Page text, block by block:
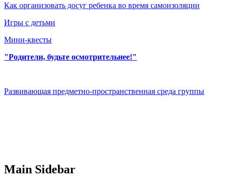
Как организовать досуг ребенка во время самоизоляции
Игры с детьми
Мини-квесты
"Родители, будьте осмотрительнее!"
Развивающая предметно-пространственная среда группы
Main Sidebar